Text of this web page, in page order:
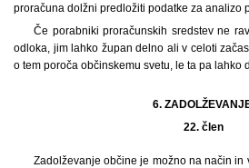
proračuna dolžni predložiti podatke za analizo
Če porabniki proračunskih sredstev ne
odloka, jim lahko župan delno ali v celoti
o tem poroča občinskemu svetu, le ta pa lahko
6.
22. člen
Zadolževanje občine je možno na način in